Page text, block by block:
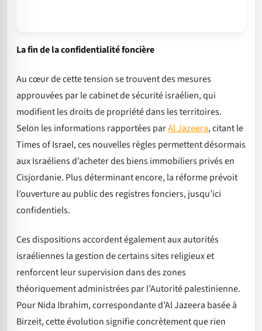
La fin de la confidentialité foncière
Au cœur de cette tension se trouvent des mesures
approuvées par le cabinet de sécurité israélien, qui
modifient les droits de propriété dans les territoires.
Selon les informations rapportées parAl Jazeera, citant le
Times of Israel, ces nouvelles règles permettent désormais
aux Israéliens d’acheter des biens immobiliers privés en
Cisjordanie. Plus déterminant encore, la réforme prévoit
l’ouverture au public des registres fonciers, jusqu’ici
confidentiels.
Ces dispositions accordent également aux autorités
israéliennes la gestion de certains sites religieux et
renforcent leur supervision dans des zones
théoriquement administrées par l’Autorité palestinienne.
Pour Nida Ibrahim, correspondante d’Al Jazeera basée à
Birzeit, cette évolution signifie concrètement que rien